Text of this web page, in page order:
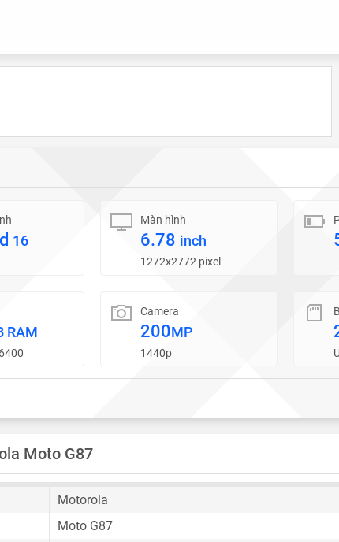
16
Màn hình
6.78 inch
1272x2772 pixel
RAM
Camera
200MP
1440p
Moto G87
Motorola
Moto G87